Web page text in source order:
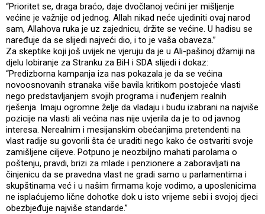
“Prioritet se, draga braćo, daje dvočlanoj većini jer mišljenje
većine je važnije od jednog. Allah nikad neće ujediniti ovaj narod
sam, Allahova ruka je uz zajednicu, držite se većine. U hadisu se
naređuje da se slijedi najveći dio, i to je vaša obaveza.”
Za skeptike koji još uvijek ne vjeruju da je u Ali-pašinoj džamiji na
djelu lobiranje za Stranku za BiH i SDA slijedi i dokaz:
“Predizborna kampanja iza nas pokazala je da se većina
novoosnovanih stranaka više bavila kritikom postojeće vlasti
nego predstavljanjem svojih programa i nuđenjem realnih
rješenja. Imaju ogromne želje da vladaju i budu izabrani na najviše
pozicije na vlasti ali većina nas nije uvjerila da je to od javnog
interesa. Nerealnim i mesijanskim obećanjima pretendenti na
vlast radije su govorili šta će uraditi nego kako će ostvariti svoje
zamišljene ciljeve. Potpuno je neozbiljno mahati parolama o
poštenju, pravdi, brizi za mlade i penzionere a zaboravljati na
činjenicu da se pravedna vlast ne gradi samo u parlamentima i
skupštinama već i u našim firmama koje vodimo, a uposlenicima
ne isplaćujemo lične dohotke dok u isto vrijeme sebi i svojoj djeci
obezbjeđuje najviše standarde.”